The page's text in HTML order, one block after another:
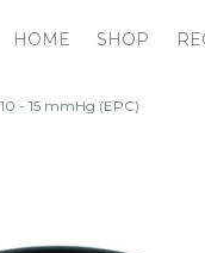
HOME SHOP
- 15 mmHg (EPC)